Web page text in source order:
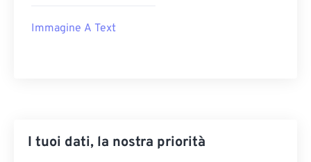
Immagine A Text
I tuoi dati, la nostra priorità